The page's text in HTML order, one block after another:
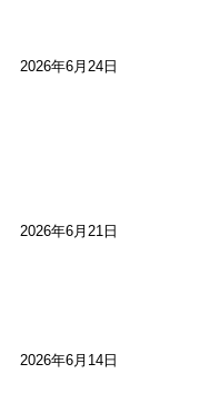
2026年6月24日
2026年6月21日
2026年6月14日